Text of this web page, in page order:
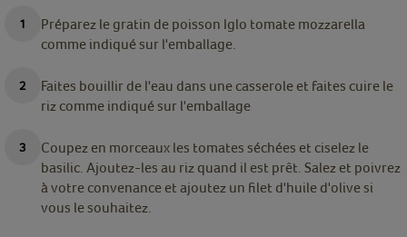
Préparez le gratin de poisson Iglo tomate mozzarella
comme indiqué sur l'emballage.
Faites bouillir de l'eau dans une casserole et faites cuire le
riz comme indiqué sur l'emballage
Coupez en morceaux les tomates séchées et ciselez le
basilic. Ajoutez-les au riz quand il est prêt. Salez et poivrez
à votre convenance et ajoutez un filet d'huile d'olive si
vous le souhaitez.